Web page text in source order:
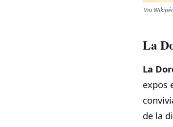
Via
La
La
expos
de la